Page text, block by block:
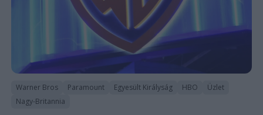
Warner Bros Paramount Egyesült Királyság HBO
Üzlet
Nagy-Britannia